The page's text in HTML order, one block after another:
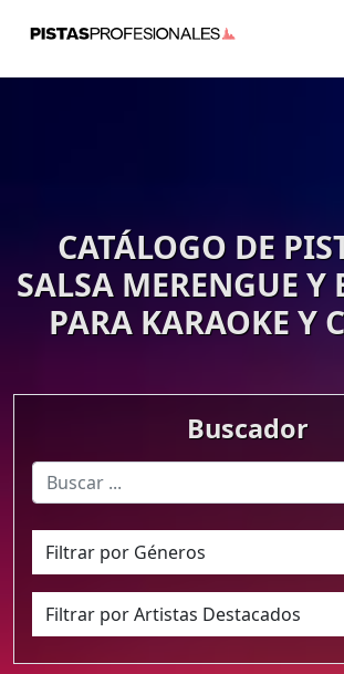
CATÁLOGO DE
SALSA MERENGUE Y
PARA KARAOKE Y
Buscador
Filtrar por Géneros
Filtrar por Artistas Destacados